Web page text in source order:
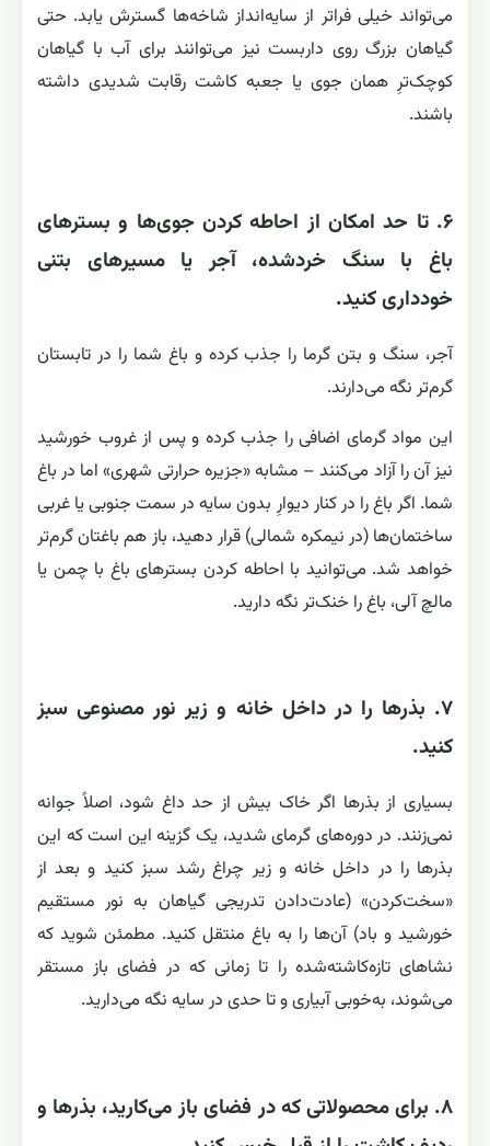
می‌تواند خیلی فراتر از سایه‌انداز شاخه‌ها گسترش یابد. حتی
گیاهان بزرگ روی داربست نیز می‌توانند برای آب با گیاهان
کوچک‌ترِ همان جوی یا جعبه کاشت رقابت شدیدی داشته
باشند.
۶. تا حد امکان از احاطه کردن جوی‌ها و بسترهای
باغ با سنگ خردشده، آجر یا مسیرهای بتنی
خودداری کنید.
آجر، سنگ و بتن گرما را جذب کرده و باغ شما را در تابستان
گرم‌تر نگه می‌دارند.
این مواد گرمای اضافی را جذب کرده و پس از غروب خورشید
نیز آن را آزاد می‌کنند – مشابه «جزیره حرارتی شهری» اما در باغ
شما. اگر باغ را در کنار دیوارِ بدون سایه در سمت جنوبی یا غربی
ساختمان‌ها (در نیمکره شمالی) قرار دهید، باز هم باغتان گرم‌تر
خواهد شد. می‌توانید با احاطه کردن بسترهای باغ با چمن یا
مالچ آلی، باغ را خنک‌تر نگه دارید.
۷. بذرها را در داخل خانه و زیر نور مصنوعی سبز
کنید.
بسیاری از بذرها اگر خاک بیش از حد داغ شود، اصلاً جوانه
نمی‌زنند. در دوره‌های گرمای شدید، یک گزینه این است که این
بذرها را در داخل خانه و زیر چراغ رشد سبز کنید و بعد از
«سخت‌کردن» (عادت‌دادن تدریجی گیاهان به نور مستقیم
خورشید و باد) آن‌ها را به باغ منتقل کنید. مطمئن شوید که
نشاهای تازه‌کاشته‌شده را تا زمانی که در فضای باز مستقر
می‌شوند، به‌خوبی آبیاری و تا حدی در سایه نگه می‌دارید.
۸. برای محصولاتی که در فضای باز می‌کارید، بذرها و